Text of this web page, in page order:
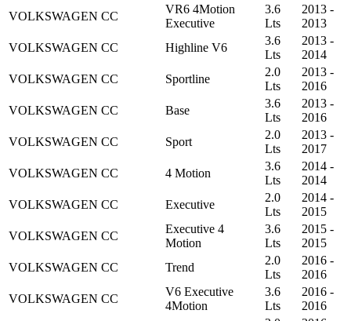
VOLKSWAGEN CC
VR6 4Motion
Executive
3.6
Lts
2013 -
2013
VOLKSWAGEN CC Highline V6
3.6
Lts
2013 -
2014
VOLKSWAGEN CC Sportline
2.0
Lts
2013 -
2016
VOLKSWAGEN CC Base
3.6
Lts
2013 -
2016
VOLKSWAGEN CC Sport
2.0
Lts
2013 -
2017
VOLKSWAGEN CC 4 Motion
3.6
Lts
2014 -
2014
VOLKSWAGEN CC Executive
2.0
Lts
2014 -
2015
VOLKSWAGEN CC
Executive 4
Motion
3.6
Lts
2015 -
2015
VOLKSWAGEN CC Trend
2.0
Lts
2016 -
2016
VOLKSWAGEN CC
V6 Executive
4Motion
3.6
Lts
2016 -
2016